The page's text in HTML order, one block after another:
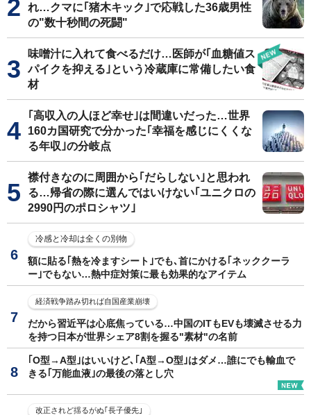
れ…クマに｢猪木キック｣で応戦した36歳男性
の"数十秒間の死闘"
味噌汁に入れて食べるだけ…医師が｢血糖値ス
パイクを抑える｣という冷蔵庫に常備したい食
材
｢高収入の人ほど幸せ｣は間違いだった…世界
160カ国研究で分かった｢幸福を感じにくくな
る年収｣の分岐点
襟付きなのに周囲から｢だらしない｣と思われ
る…帰省の際に選んではいけない｢ユニクロの
2990円のポロシャツ｣
冷感と冷却は全くの別物
額に貼る｢熱を冷ますシート｣でも､首にかける｢ネッククーラ
ー｣でもない…熱中症対策に最も効果的なアイテム
経済戦争踏み切れば自国産業崩壊
だから習近平は心底焦っている…中国のITもEVも壊滅させる力
を持つ日本が世界シェア8割を握る"素材"の名前
｢O型→A型｣はいいけど､｢A型→O型｣はダメ…誰にでも輸血で
きる｢万能血液｣の最後の落とし穴
改正されど揺るがぬ｢長子優先｣